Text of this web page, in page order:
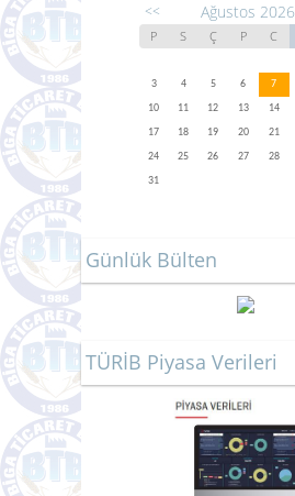
<< Ağustos 2026
P S Ç P C
3
4 5 6 7
10
11 12 13 14
17
18 19 20 21
24
25 26 27 28
31
Günlük Bülten
TÜRİB Piyasa Verileri